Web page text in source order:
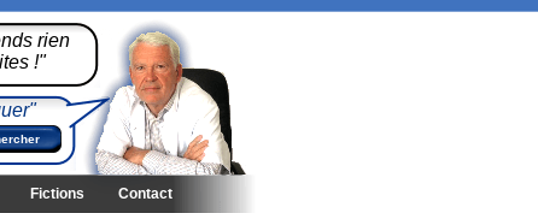
rien
!"
Fictions Contact